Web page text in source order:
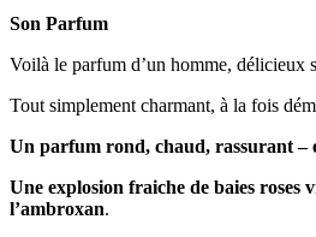
Son Parfum
Voilà le parfum d’un homme, délicieux
Tout simplement charmant, à la fois
Un parfum rond, chaud, rassurant –
Une explosion fraiche de baies roses
l’ambroxan.